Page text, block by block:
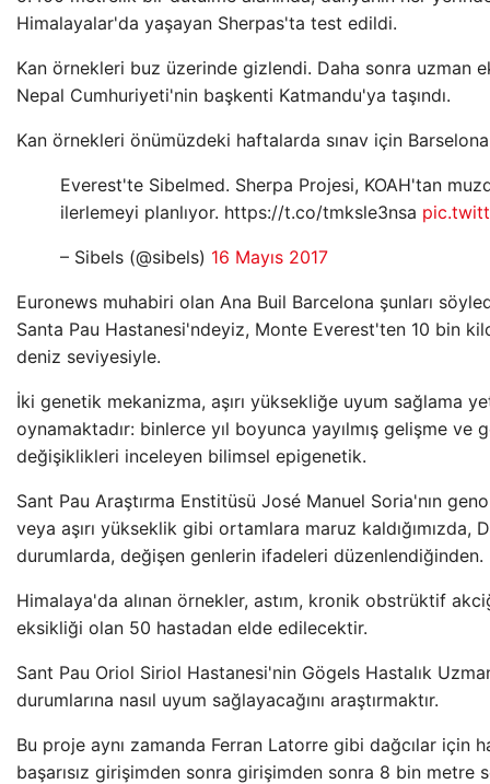
Himalayalar'da yaşayan Sherpas'ta test edildi.
Kan örnekleri buz üzerinde gizlendi. Daha sonra uzman
Nepal Cumhuriyeti'nin başkenti Katmandu'ya taşındı.
Kan örnekleri önümüzdeki haftalarda sınav için
Everest'te Sibelmed. Sherpa Projesi, KOAH'tan
ilerlemeyi planlıyor. https://t.co/tmksle3nsa
– Sibels (@sibels) 16 Mayıs 2017
Euronews muhabiri olan Ana Buil Barcelona şunları
Santa Pau Hastanesi'ndeyiz, Monte Everest'ten 10 bin
deniz seviyesiyle.
İki genetik mekanizma, aşırı yüksekliğe uyum sağlama
oynamaktadır: binlerce yıl boyunca yayılmış gelişme ve
değişiklikleri inceleyen bilimsel epigenetik.
Sant Pau Araştırma Enstitüsü José Manuel Soria'nın
veya aşırı yükseklik gibi ortamlara maruz kaldığımızda,
durumlarda, değişen genlerin ifadeleri düzenlendiğinden.
Himalaya'da alınan örnekler, astım, kronik obstrüktif
eksikliği olan 50 hastadan elde edilecektir.
Sant Pau Oriol Siriol Hastanesi'nin Gögels Hastalık
durumlarına nasıl uyum sağlayacağını araştırmaktır.
Bu proje aynı zamanda Ferran Latorre gibi dağcılar için
başarısız girişimden sonra girişimden sonra 8 bin metre